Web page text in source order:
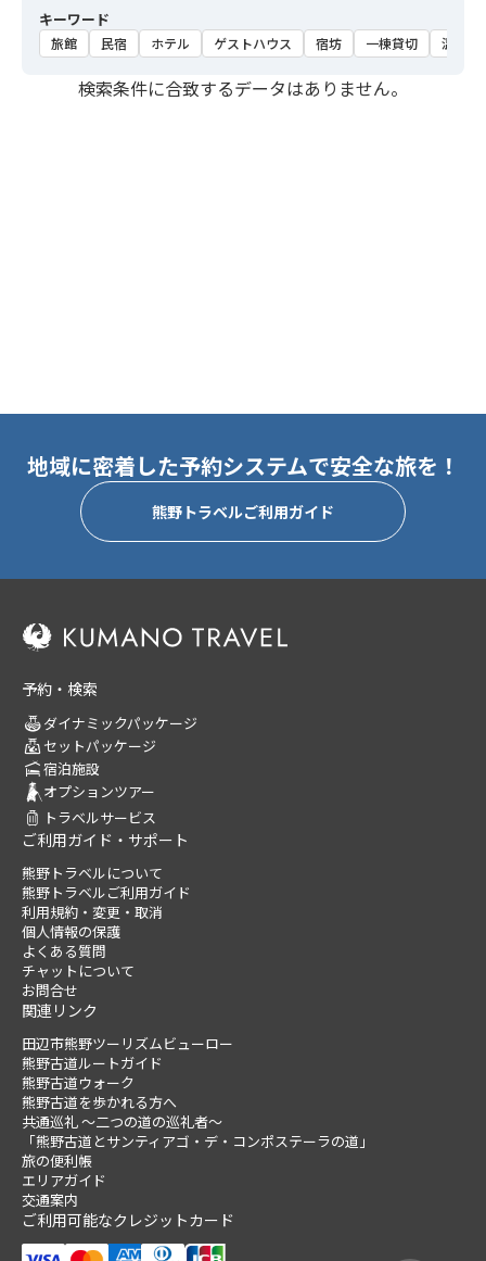
キーワード
旅館 民宿 ホテル ゲストハウス 宿坊 一棟貸切 温泉
検索条件に合致するデータはありません。
地域に密着した予約システムで安全な旅を！
熊野トラベルご利用ガイド
予約・検索
ダイナミックパッケージ
セットパッケージ
宿泊施設
オプションツアー
トラベルサービス
ご利用ガイド・サポート
熊野トラベルについて
熊野トラベルご利用ガイド
利用規約・変更・取消
個人情報の保護
よくある質問
チャットについて
お問合せ
関連リンク
田辺市熊野ツーリズムビューロー
熊野古道ルートガイド
熊野古道ウォーク
熊野古道を歩かれる方へ
共通巡礼 ～二つの道の巡礼者～
「熊野古道とサンティアゴ・デ・コンポステーラの道」
旅の便利帳
エリアガイド
交通案内
ご利用可能なクレジットカード